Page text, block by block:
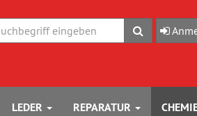
Suchen
LEDER REPARATUR